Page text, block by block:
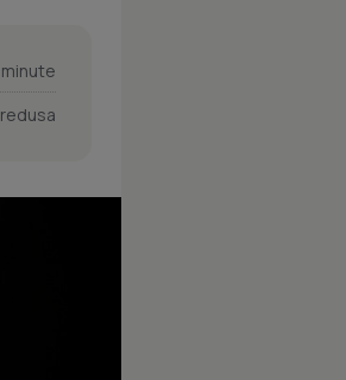
redusa